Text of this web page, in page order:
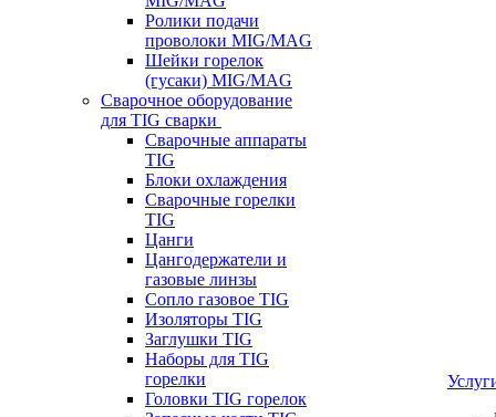
Ролики подачи
проволоки MIG/MAG
Шейки горелок
(гусаки) MIG/MAG
Сварочное оборудование
для TIG сварки
Сварочные аппараты
TIG
Блоки охлаждения
Сварочные горелки
TIG
Цанги
Цангодержатели и
газовые линзы
Сопло газовое TIG
Изоляторы TIG
Заглушки TIG
Наборы для TIG
горелки
Головки TIG горелок